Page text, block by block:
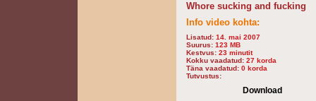
Whore sucking and fucking
Info video kohta:
Lisatud: 14. mai 2007
Suurus: 123 MB
Kestvus: 23 minutit
Kokku vaadatud: 27 korda
Täna vaadatud: 0 korda
Tutvustus:
Download